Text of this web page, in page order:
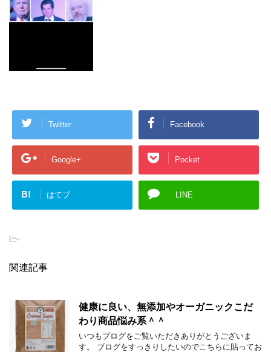
Twitter Facebook
Google+ Pocket
B! はてブ LINE
-
関連記事
健康に良い、無添加やオーガニックこだ
わり商品悩み系＾＾
いつもプログをご覧いただきありがとうございま
す。 ブログをすっきりしたいのでこちらに貼ってお